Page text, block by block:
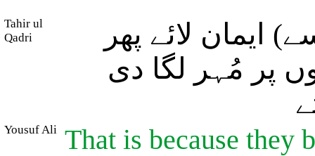
Tahir ul
Qadri
لائے پھر
پر مُہر لگا دی
Yousuf Ali That is because they